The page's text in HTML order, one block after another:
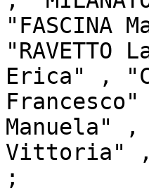
"FASCINA
"RAVETTO
Erica" ,
Francesco"
Manuela" ,
Vittoria" ,
;